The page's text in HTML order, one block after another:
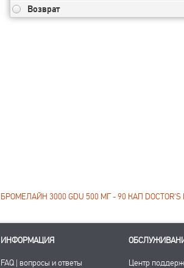
Возврат
БРОМЕЛАЙН 3000 GDU 500 МГ - 90 КАП DOCTOR'S
ИНФОРМАЦИЯ
FAQ | вопросы и ответы Центр